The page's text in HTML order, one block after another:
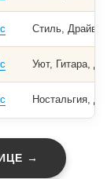
Стиль, Драйв
Уют, Гитара,
Ностальгия,
→